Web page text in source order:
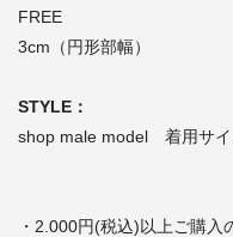
FREE
3cm（円形部幅）
STYLE：
shop male model 着用サ
・2.000円(税込)以上ご購入